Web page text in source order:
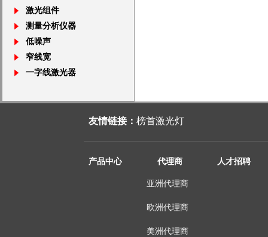
激光组件
测量分析仪器
低噪声
窄线宽
一字线激光器
产品中心 代理商 人才招聘
亚洲代理商
欧洲代理商
美洲代理商
友情链接： 榜首激光灯